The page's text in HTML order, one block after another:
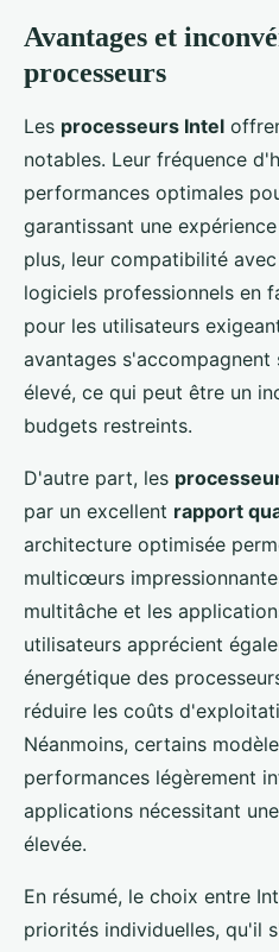
Avantages et
processeurs
Les processeurs Intel
notables. Leur fréquence
performances optimales
garantissant une
plus, leur compatibilité
logiciels professionnels en
pour les utilisateurs
avantages
élevé, ce qui peut être un
budgets restreints.
D'autre part, les
par un excellent rapport
architecture optimisée
multicœurs
multitâche et les
utilisateurs apprécient
énergétique des
réduire les coûts
Néanmoins, certains
performances légèrement
applications nécessitant
élevée.
En résumé, le choix entre
priorités individuelles, qu'il